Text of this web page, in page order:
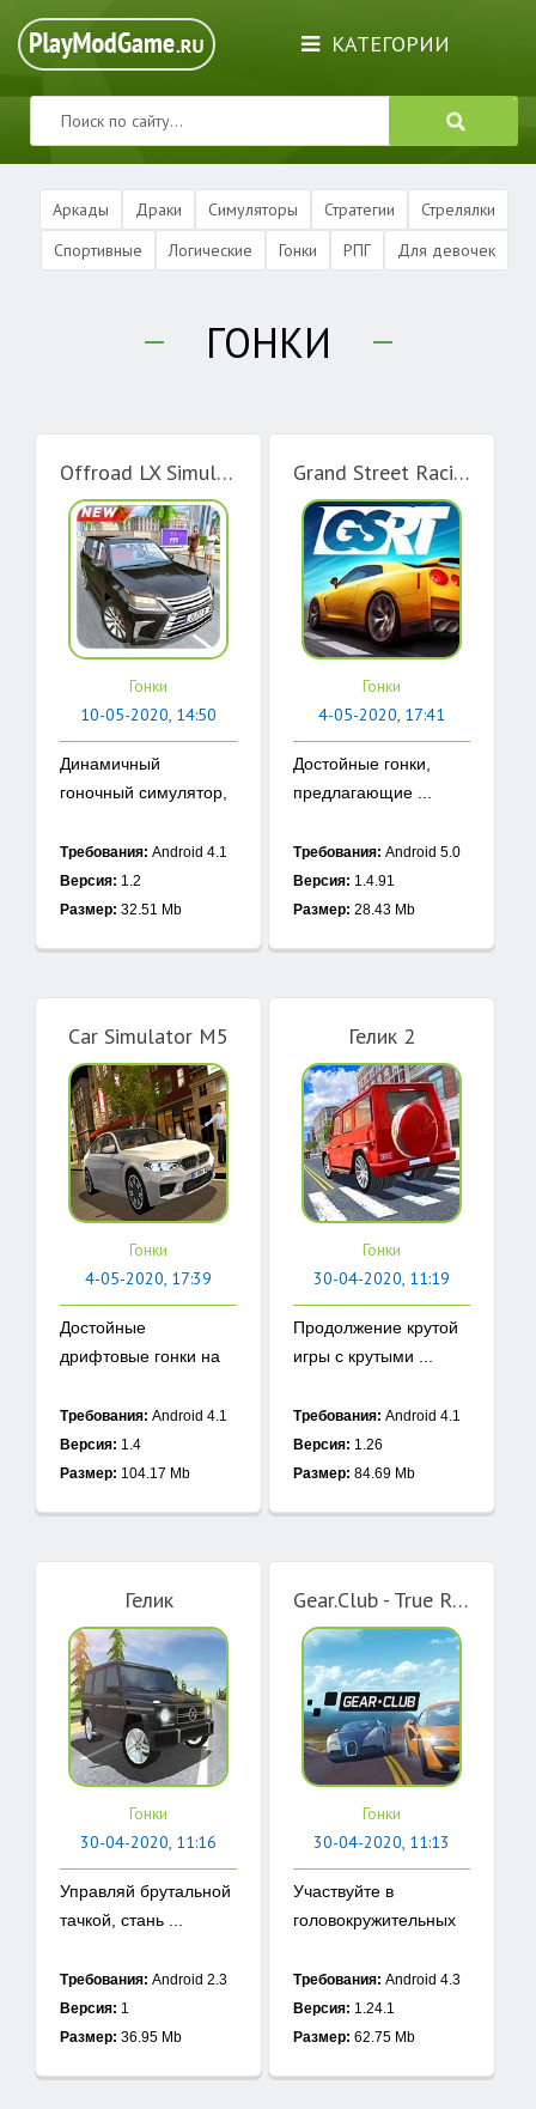
КАТЕГОРИИ
Аркады Драки Симуляторы Стратегии
Стрелялки
Спортивные
Логические Гонки РПГ Для девочек
ГОНКИ
Offroad LX Simulator
Гонки
10-05-2020, 14:50
Динамичный
гоночный симулятор,
Требования: Android 4.1
Версия: 1.2
Размер: 32.51 Mb
Grand Street Racing Tour
Гонки
4-05-2020, 17:41
Достойные гонки,
предлагающие ...
Требования: Android 5.0
Версия: 1.4.91
Размер: 28.43 Mb
Car Simulator M5
Гонки
4-05-2020, 17:39
Достойные
дрифтовые гонки на
Требования: Android 4.1
Версия: 1.4
Размер: 104.17 Mb
Гелик 2
Гонки
30-04-2020, 11:19
Продолжение крутой
игры с крутыми ...
Требования: Android 4.1
Версия: 1.26
Размер: 84.69 Mb
Гелик
Гонки
30-04-2020, 11:16
Управляй брутальной
тачкой, стань ...
Требования: Android 2.3
Версия: 1
Размер: 36.95 Mb
Gear.Club - True Racing
Гонки
30-04-2020, 11:13
Участвуйте в
головокружительных
Требования: Android 4.3
Версия: 1.24.1
Размер: 62.75 Mb